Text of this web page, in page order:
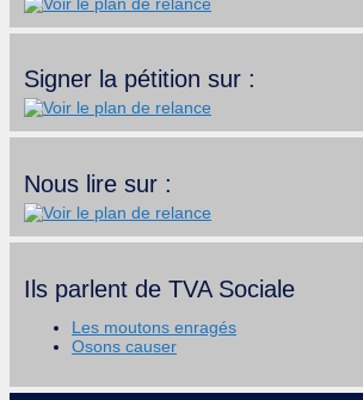
Signer la pétition sur :
Nous lire sur :
Ils parlent de TVA Sociale
Les moutons enragés
Osons causer